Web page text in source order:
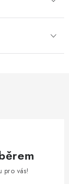
pro vás!